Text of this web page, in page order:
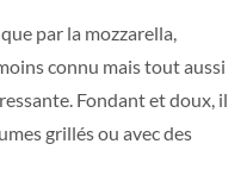
par la mozzarella,
connu mais tout aussi
Fondant et doux, il
grillés ou avec des